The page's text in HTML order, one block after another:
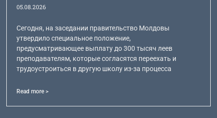
05.08.2026
Сегодня, на заседании правительство Молдовы
утвердило специальное положение,
предусматривающее выплату до 300 тысяч леев
преподавателям, которые согласятся переехать и
трудоустроиться в другую школу из-за процесса
Read more >